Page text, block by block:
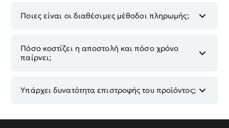
Ποιες είναι οι διαθέσιμες μέθοδοι πληρωμής;
Πόσο κοστίζει η αποστολή και πόσο χρόνο
παίρνει;
Υπάρχει δυνατότητα επιστροφής του προϊόντος;